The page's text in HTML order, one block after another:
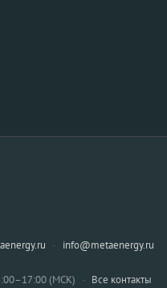
· info@metaenergy.ru
(МСК) · Все контакты